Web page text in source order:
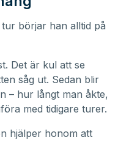
börjar han alltid på
Det är kul att se
såg ut. Sedan blir
– hur långt man åkte,
med tidigare turer.
hjälper honom att